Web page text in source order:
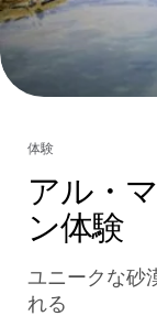
体験
アル・
ン体験
ユニークな砂
れる